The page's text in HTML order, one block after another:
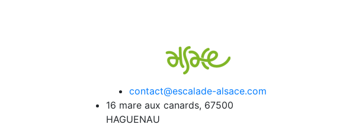
contact@escalade-alsace.com
16 mare aux canards, 67500
HAGUENAU